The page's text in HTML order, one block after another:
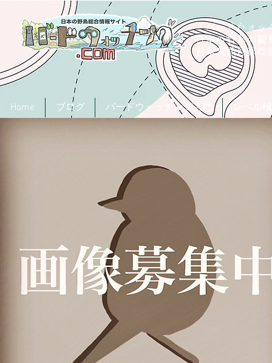
「バードウォッ
日本の野鳥の観
日本鳥類目録
Home ブログ バードウォッチング入門